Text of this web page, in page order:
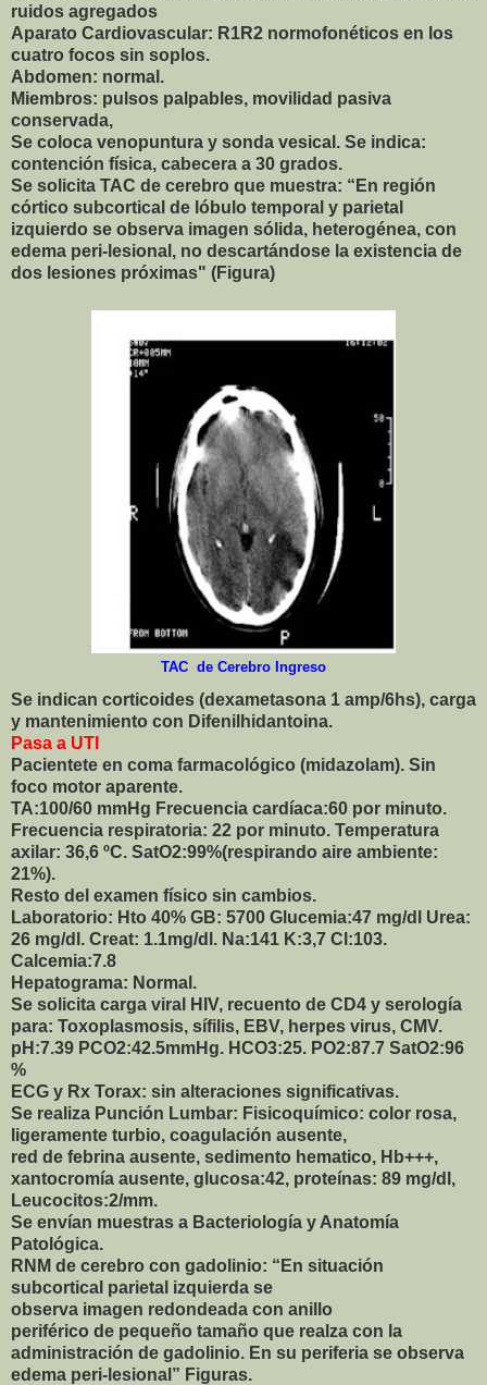
ruidos agregados
Aparato Cardiovascular: R1R2 normofonéticos en los
cuatro focos sin soplos.
Abdomen: normal.
Miembros: pulsos palpables, movilidad pasiva
conservada,
Se coloca venopuntura y sonda vesical. Se indica:
contención física, cabecera a 30 grados.
Se solicita TAC de cerebro que muestra: “En región
córtico subcortical de lóbulo temporal y parietal
izquierdo se observa imagen sólida, heterogénea, con
edema peri-lesional, no descartándose la existencia de
dos lesiones próximas" (Figura)
TAC de Cerebro Ingreso
Se indican corticoides (dexametasona 1 amp/6hs), carga
y mantenimiento con Difenilhidantoina.
Pasa a UTI
Pacientete en coma farmacológico (midazolam). Sin
foco motor aparente.
TA:100/60 mmHg Frecuencia cardíaca:60 por minuto.
Frecuencia respiratoria: 22 por minuto. Temperatura
axilar: 36,6 ºC. SatO2:99%(respirando aire ambiente:
21%).
Resto del examen físico sin cambios.
Laboratorio: Hto 40% GB: 5700 Glucemia:47 mg/dl Urea:
26 mg/dl. Creat: 1.1mg/dl. Na:141 K:3,7 Cl:103.
Calcemia:7.8
Hepatograma: Normal.
Se solicita carga viral HIV, recuento de CD4 y serología
para: Toxoplasmosis, sífilis, EBV, herpes virus, CMV.
pH:7.39 PCO2:42.5mmHg. HCO3:25. PO2:87.7 SatO2:96
%
ECG y Rx Torax: sin alteraciones significativas.
Se realiza Punción Lumbar: Fisicoquímico: color rosa,
ligeramente turbio, coagulación ausente,
red de febrina ausente, sedimento hematico, Hb+++,
xantocromía ausente, glucosa:42, proteínas: 89 mg/dl,
Leucocitos:2/mm.
Se envían muestras a Bacteriología y Anatomía
Patológica.
RNM de cerebro con gadolinio: “En situación
subcortical parietal izquierda se
observa imagen redondeada con anillo
periférico de pequeño tamaño que realza con la
administración de gadolinio. En su periferia se observa
edema peri-lesional” Figuras.